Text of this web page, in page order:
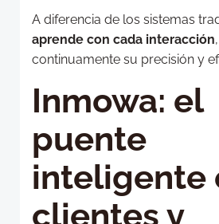
A diferencia de los sistemas
aprende con cada interacción
continuamente su precisión y
Inmowa: el
puente
inteligente
clientes y